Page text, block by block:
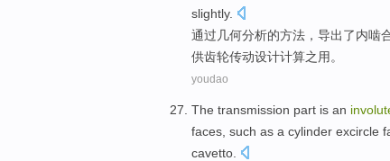
slightly.
通过 几何分析的方法 ， 导出了内啮
供齿轮传动设计计算之用。
youdao
The transmission part is an
faces such as a cylinder excircle
cavetto